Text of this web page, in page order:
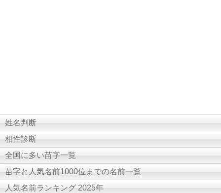
姓名判断
相性診断
全国に多い苗字一覧
苗字と人気名前1000位までの名前一覧
人気名前ランキング 2025年